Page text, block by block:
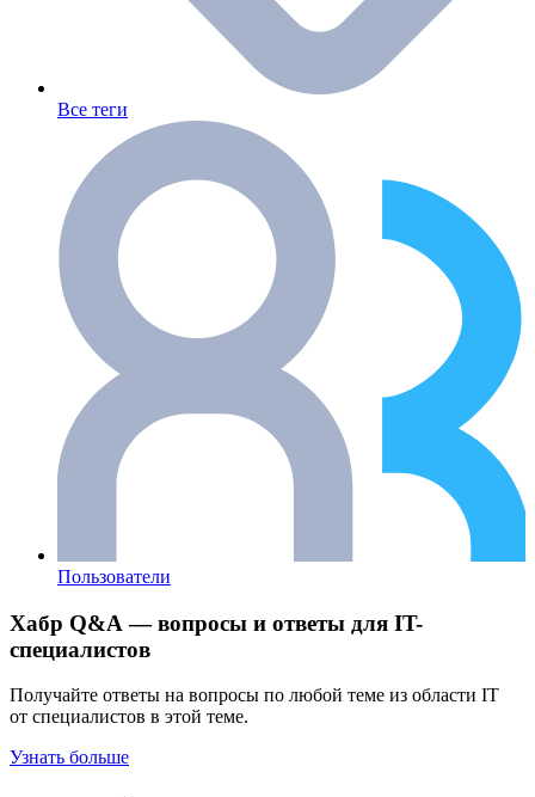
Все теги
Пользователи
Хабр Q&A — вопросы и ответы для IT-
специалистов
Получайте ответы на вопросы по любой теме из области IT
от специалистов в этой теме.
Узнать больше